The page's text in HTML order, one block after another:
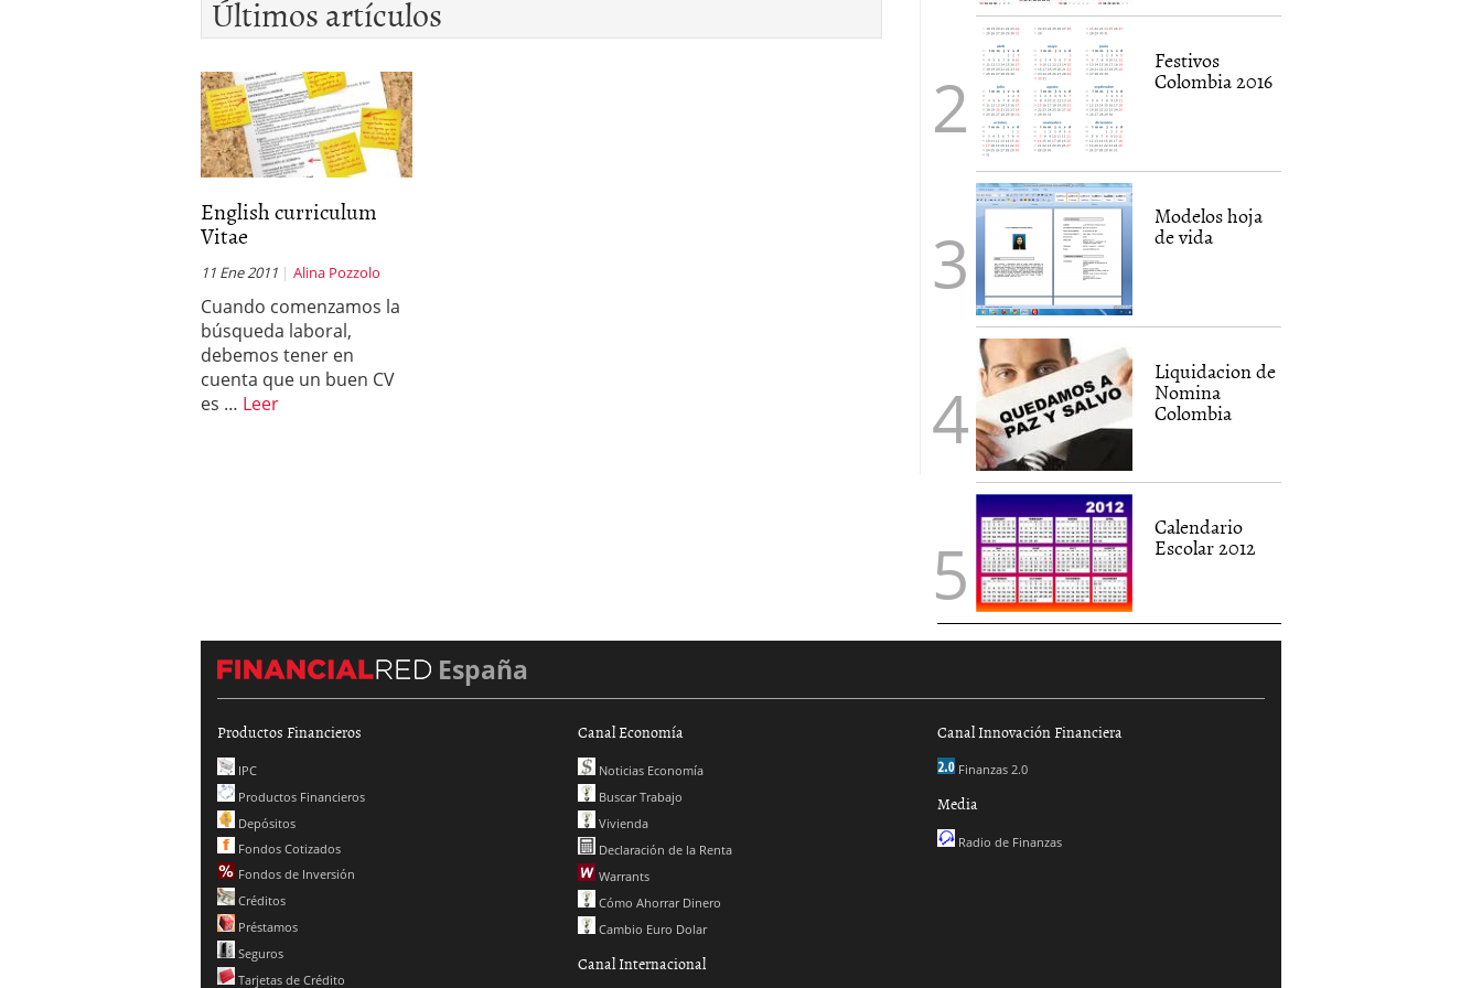
Últimos artículos
English curriculum
Vitae
11 Ene 2011 Alina Pozzolo
Cuando comenzamos la
búsqueda laboral,
debemos tener en
cuenta que un buen CV
es … Leer
Festivos
Colombia 2016
Modelos hoja
de vida
Liquidacion de
Nomina
Colombia
Calendario
Escolar 2012
España
Productos Financieros
IPC
Productos Financieros
Depósitos
Fondos Cotizados
Fondos de Inversión
Créditos
Préstamos
Seguros
Tarjetas de Crédito
Canal Economía
Noticias Economía
Buscar Trabajo
Vivienda
Declaración de la Renta
Warrants
Cómo Ahorrar Dinero
Cambio Euro Dolar
Canal Internacional
Canal Innovación Financiera
Finanzas 2.0
Media
Radio de Finanzas